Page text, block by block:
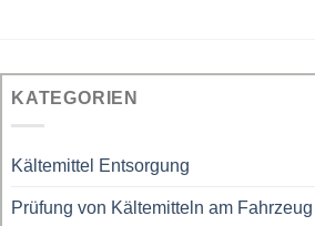
KATEGORIEN
Kältemittel Entsorgung
Prüfung von Kältemitteln am